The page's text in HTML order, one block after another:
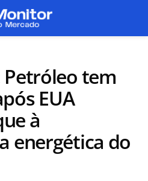
tem
EUA
à
energética do